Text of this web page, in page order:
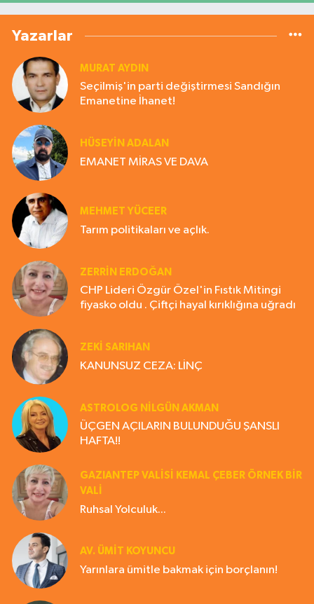
Yazarlar
MURAT AYDIN
Seçilmiş'in parti değiştirmesi Sandığın
Emanetine İhanet!
HÜSEYIN ADALAN
EMANET MİRAS VE DAVA
MEHMET YÜCEER
Tarım politikaları ve açlık.
ZERRIN ERDOĞAN
CHP Lideri Özgür Özel'in Fıstık Mitingi
fiyasko oldu . Çiftçi hayal kırıklığına uğradı
ZEKI SARIHAN
KANUNSUZ CEZA: LİNÇ
ASTROLOG NILGÜN AKMAN
ÜÇGEN AÇILARIN BULUNDUĞU ŞANSLI
HAFTA!!
GAZIANTEP VALISI KEMAL ÇEBER ÖRNEK BİR
VALİ
Ruhsal Yolculuk...
AV. ÜMIT KOYUNCU
Yarınlara ümitle bakmak için borçlanın!